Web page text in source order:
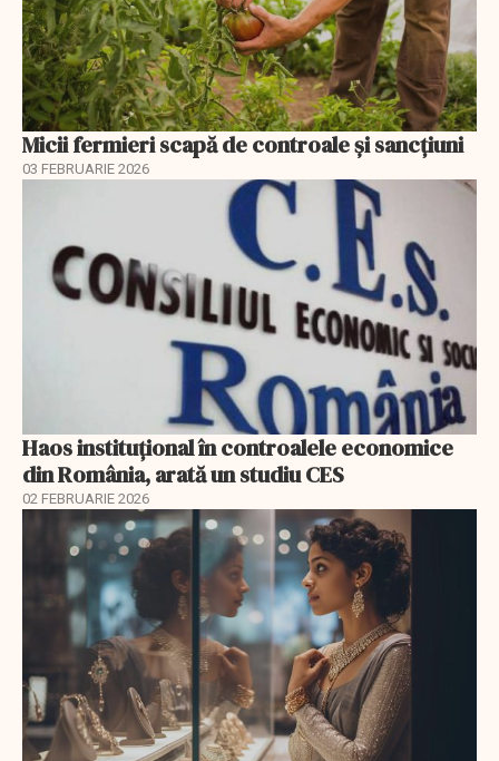
Micii fermieri scapă de controale și sancțiuni
03 FEBRUARIE 2026
Haos instituțional în controalele economice
din România, arată un studiu CES
02 FEBRUARIE 2026